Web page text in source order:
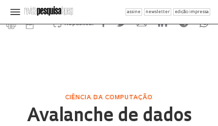
assine newsletter edição impressa
Republicar
CIÊNCIA DA COMPUTAÇÃO
Avalanche de dados